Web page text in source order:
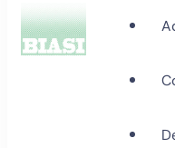
Biasi